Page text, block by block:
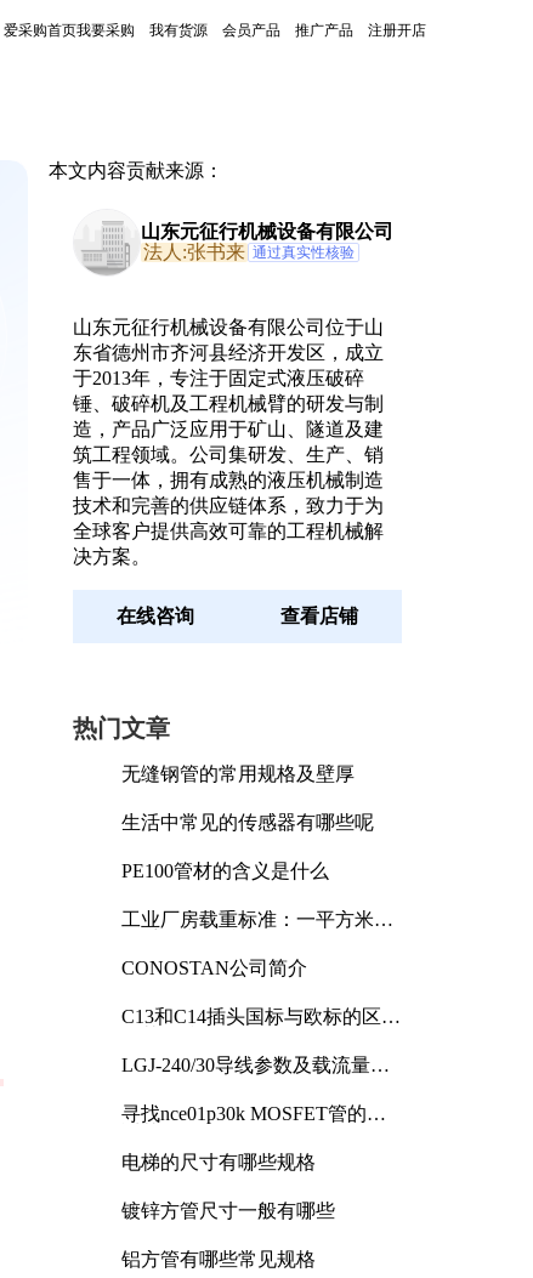
爱采购首页我要采购 我有货源 会员产品 推广产品 注册开店
本文内容贡献来源：
山东元征行机械设备有限公司
法人:张书来 通过真实性核验
山东元征行机械设备有限公司位于山
东省德州市齐河县经济开发区，成立
于2013年，专注于固定式液压破碎
锤、破碎机及工程机械臂的研发与制
造，产品广泛应用于矿山、隧道及建
筑工程领域。公司集研发、生产、销
售于一体，拥有成熟的液压机械制造
技术和完善的供应链体系，致力于为
全球客户提供高效可靠的工程机械解
决方案。
在线咨询 查看店铺
热门文章
无缝钢管的常用规格及壁厚
生活中常见的传感器有哪些呢
PE100管材的含义是什么
工业厂房载重标准：一平方米能
CONOSTAN公司简介
C13和C14插头国标与欧标的区别
LGJ-240/30导线参数及载流量解
寻找nce01p30k MOSFET管的合
电梯的尺寸有哪些规格
镀锌方管尺寸一般有哪些
铝方管有哪些常见规格